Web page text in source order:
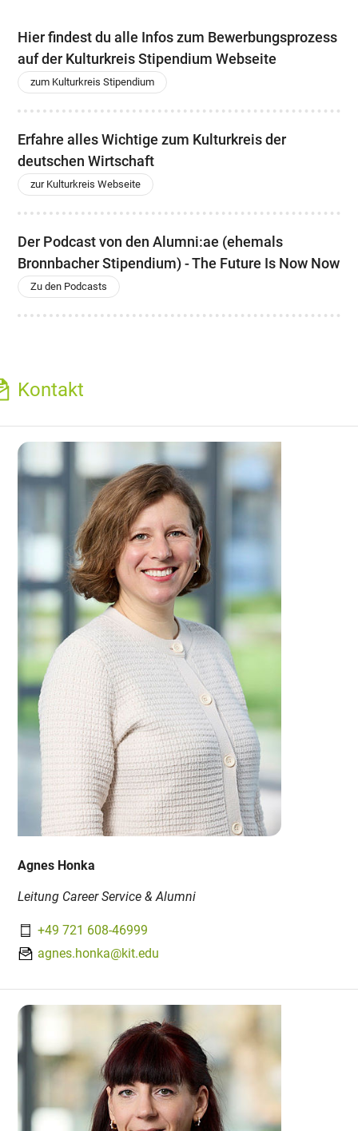
Hier findest du alle Infos zum Bewerbungsprozess
auf der Kulturkreis Stipendium Webseite
zum Kulturkreis Stipendium
Erfahre alles Wichtige zum Kulturkreis der
deutschen Wirtschaft
zur Kulturkreis Webseite
Der Podcast von den Alumni:ae (ehemals
Bronnbacher Stipendium) - The Future Is Now Now
Zu den Podcasts
Kontakt
Agnes Honka
Leitung Career Service & Alumni
+49 721 608-46999
agnes.honka@kit.edu